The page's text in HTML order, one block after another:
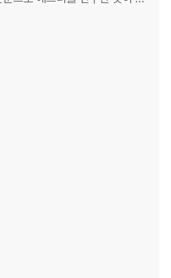
으로, BECNT 베드로전서, 교
술했다. 모이세스 실바와 함